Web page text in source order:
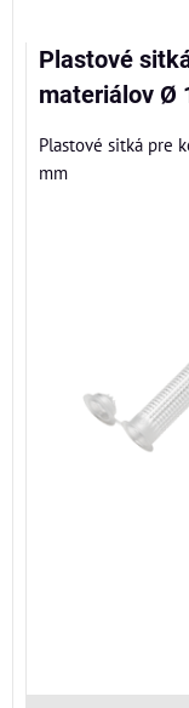
Plastové
materiálov Ø
Plastové sitká pre
mm